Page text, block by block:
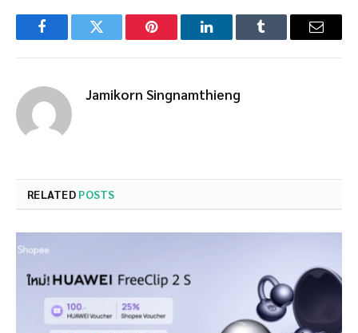
FacebookTwitter Pinterest LinkedInTumblr Email
Jamikorn Singnamthieng
RELATED POSTS